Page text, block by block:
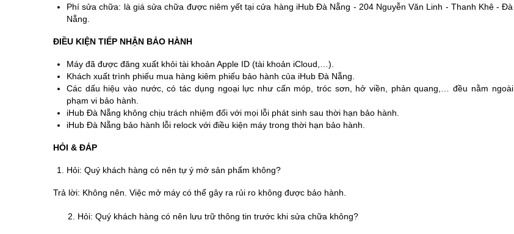
Phí sửa chữa: là giá sửa chữa được niêm yết tại cửa hàng iHub Đà Nẵng - 204 Nguyễn Văn Linh - Thanh Khê - Đà
Nẵng.
ĐIỀU KIỆN TIẾP NHẬN BẢO HÀNH
Máy đã được đăng xuất khỏi tài khoản Apple ID (tài khoản iCloud,…).
Khách xuất trình phiếu mua hàng kiêm phiếu bảo hành của iHub Đà Nẵng.
Các dấu hiệu vào nước, có tác dụng ngoại lực như cấn móp, tróc sơn, hở viền, phản quang,… đều nằm ngoài
phạm vi bảo hành.
iHub Đà Nẵng không chịu trách nhiệm đối với mọi lỗi phát sinh sau thời hạn bảo hành.
iHub Đà Nẵng bảo hành lỗi relock với điều kiện máy trong thời hạn bảo hành.
HỎI & ĐÁP
Hỏi: Quý khách hàng có nên tự ý mở sản phẩm không?
Trả lời: Không nên. Việc mở máy có thể gây ra rủi ro không được bảo hành.
2. Hỏi: Quý khách hàng có nên lưu trữ thông tin trước khi sửa chữa không?